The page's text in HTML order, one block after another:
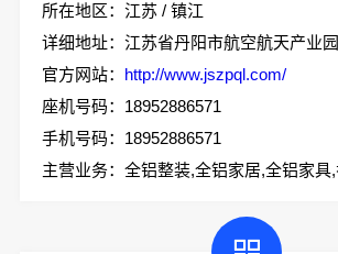
所在地区：江苏 / 镇江
详细地址：江苏省丹阳市航空航天产业园
官方网站： http://www.jszpql.com/
座机号码：18952886571
手机号码：18952886571